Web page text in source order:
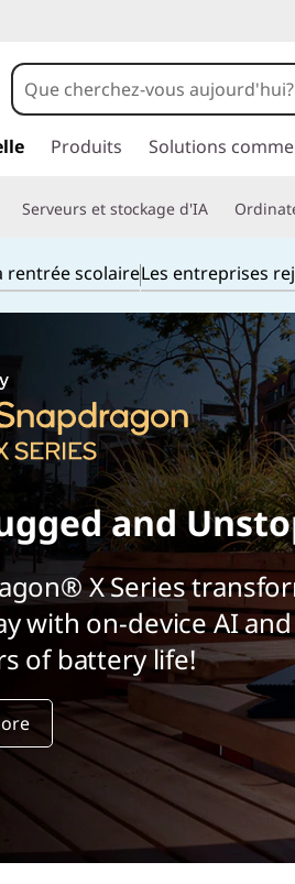
Produits Solutions
Serveurs et stockage d'IA
rentrée scolaireLes entreprises
and
X Series
with on-device AI
of battery life!